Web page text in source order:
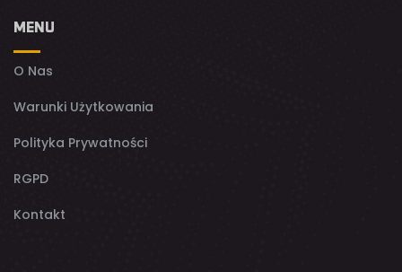
MENU
O Nas
Warunki Użytkowania
Polityka Prywatności
RGPD
Kontakt